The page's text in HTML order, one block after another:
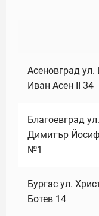
Асеновград ул.
Иван Асен II 34
Благоевград ул.
Димитър
№1
Бургас ул.
Ботев 14